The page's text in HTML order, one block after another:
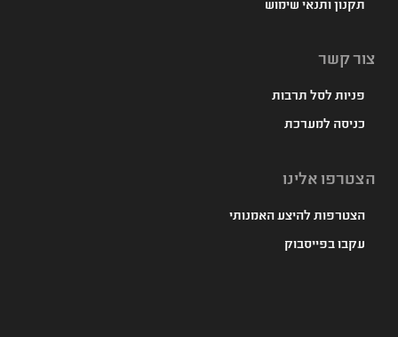
תקנון ותנאי שימוש
צור קשר
פניות לסל תרבות
כניסה למערכת
הצטרפו אלינו
הצטרפות להיצע האמנותי
עקבו בפייסבוק